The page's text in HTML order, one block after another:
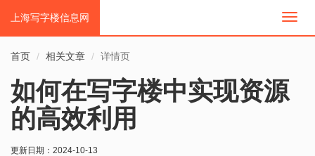
切
上海写字楼信息网
首页 相关文章 详情页
如何在写字楼中实现资源
的高效利用
更新日期： 2024-10-13